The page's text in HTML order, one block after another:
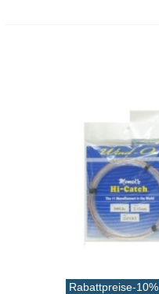
Rabattpreise-10%